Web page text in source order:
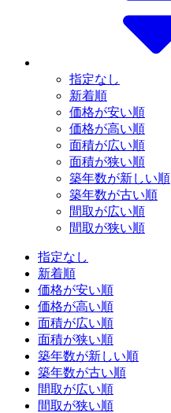
指定なし
新着順
価格が安い順
価格が高い順
面積が広い順
面積が狭い順
築年数が新しい順
築年数が古い順
間取が広い順
間取が狭い順
指定なし
新着順
価格が安い順
価格が高い順
面積が広い順
面積が狭い順
築年数が新しい順
築年数が古い順
間取が広い順
間取が狭い順